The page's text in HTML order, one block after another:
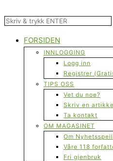
FORSIDEN
INNLOGGING
Logg inn
Registrer
TIPS OSS
Vet du noe?
Skriv en
Ta kontakt
OM MAGASINET
Om
Våre 118
Fri gjenbruk